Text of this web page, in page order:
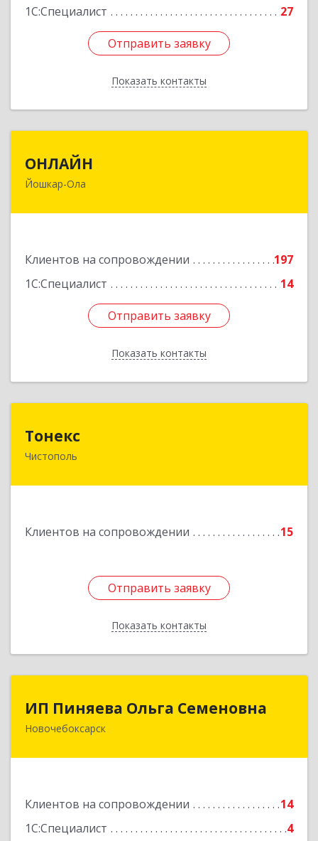
1С:Специалист 27
Отправить заявку
Показать контакты
Отправить заявку
Назад
ОНЛАЙН
Йошкар-Ола
Клиентов на сопровождении
197
1С:Специалист
14
Отправить заявку
Показать контакты
424000, Марий Эл Респ, Йошкар-Ола г,
Отправить заявку
Назад
Тонекс
Чистополь
Клиентов на сопровождении 15
Отправить заявку
Показать контакты
422980, Татарстан Респ, Чистопольский р-н,
Отправить заявку
Назад
ИП Пиняева Ольга Семеновна
Новочебоксарск
Клиентов на сопровождении
14
1С:Специалист
4
429965, Чувашская Республика - Чувашия,
Подробнее